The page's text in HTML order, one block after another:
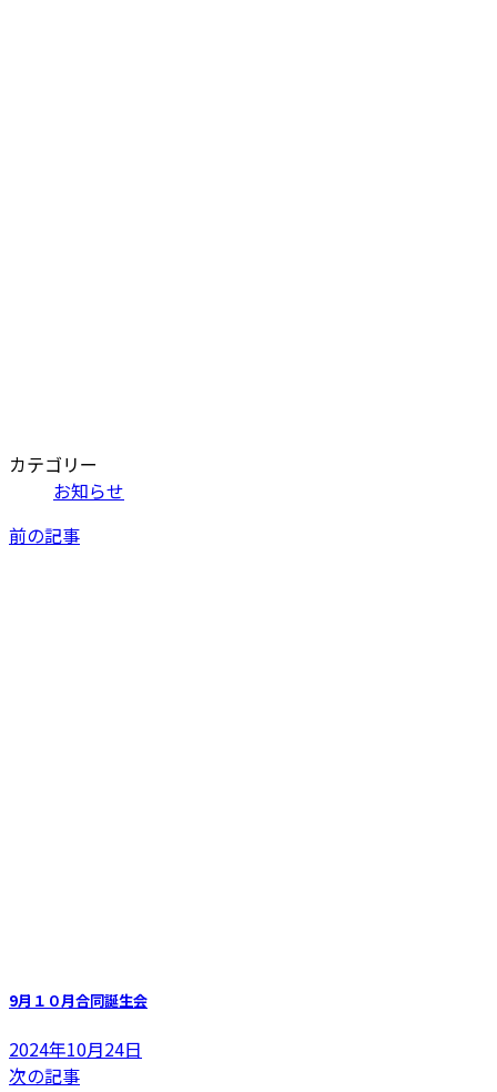
カテゴリー
お知らせ
前の記事
9月１０月合同誕生会
2024年10月24日
次の記事